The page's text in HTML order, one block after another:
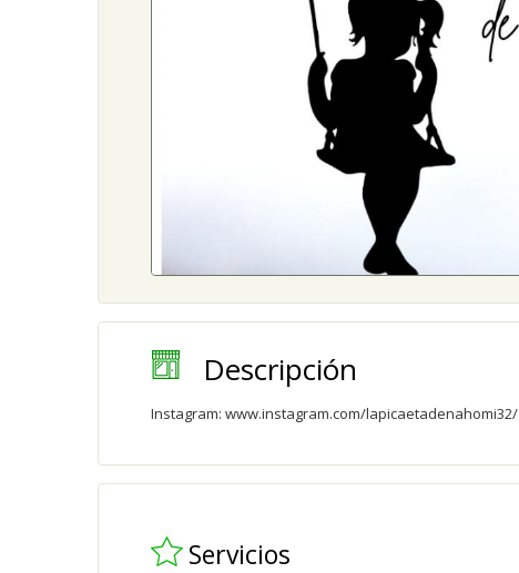
Descripción
Instagram: www.instagram.com/lapicaetadenahomi32/
Servicios